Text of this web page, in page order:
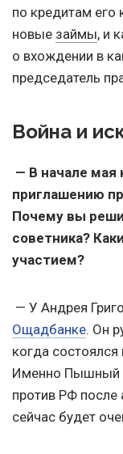
по кредитам его
новые займы, и
о вхождении в
председатель
Война и
— В начале
приглашению
Почему вы
советника?
участием?
— У Андрея
Ощадбанке. Он
когда состоялся
Именно Пышный
против РФ после
сейчас будет